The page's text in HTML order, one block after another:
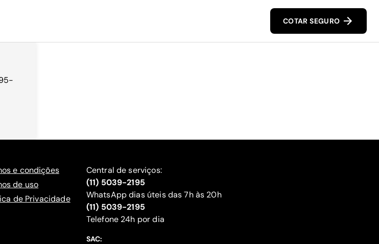
COTAR SEGURO
e condições
de uso
de Privacidade
Central de serviços:
(11) 5039-2195
WhatsApp dias úteis das 7h às 20h
(11) 5039-2195
‍Telefone 24h por dia
SAC: